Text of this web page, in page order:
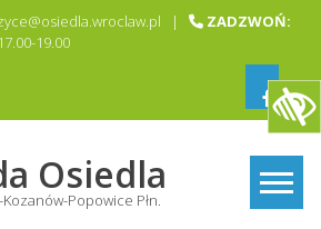
|
ZADZWOŃ:
19.00
Osiedla
Popowice Płn.